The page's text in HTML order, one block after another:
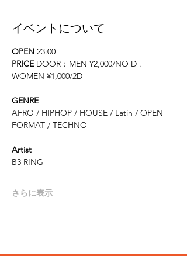
イベントについて
OPEN 23:00
PRICE DOOR：MEN ¥2,000/NO D .
WOMEN ¥1,000/2D
GENRE
AFRO / HIPHOP / HOUSE / Latin / OPEN
FORMAT / TECHNO
Artist
B3 RING
さらに表示